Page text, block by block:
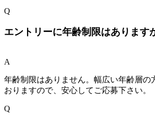
Q
エントリーに年齢制限はあります
A
年齢制限はありません。幅広い年齢層の
おりますので、安心してご応募下さい。
Q